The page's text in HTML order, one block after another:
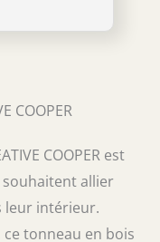
bouteilles.
également
objets.
de vin
COOPER
COOPER est
allier
leur intérieur.
tonneau en bois